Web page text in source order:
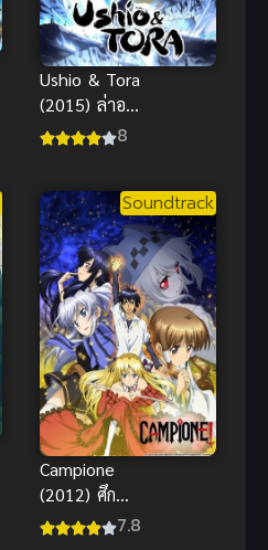
Ushio & Tora
(2015) ล่าอสูร
กาย
8
Soundtrack
Campione
(2012) ศึก
ฮาเร็มล้มทวย
7.8